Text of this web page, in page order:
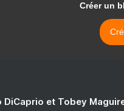
Créer un
DiCaprio et Tobey